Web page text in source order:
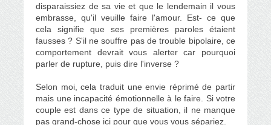
disparaissiez de sa vie et que le lendemain il vous
embrasse, qu'il veuille faire l'amour. Est- ce que
cela signifie que ses premières paroles étaient
fausses ? S'il ne souffre pas de trouble bipolaire, ce
comportement devrait vous alerter car pourquoi
parler de rupture, puis dire l'inverse ?
Selon moi, cela traduit une envie réprimé de partir
mais une incapacité émotionnelle à le faire. Si votre
couple est dans ce type de situation, il ne manque
pas grand-chose ici pour que vous vous sépariez.